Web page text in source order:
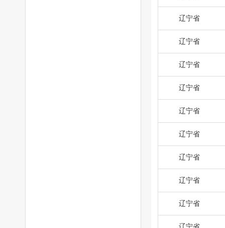
辽宁省
辽宁省
辽宁省
辽宁省
辽宁省
辽宁省
辽宁省
辽宁省
辽宁省